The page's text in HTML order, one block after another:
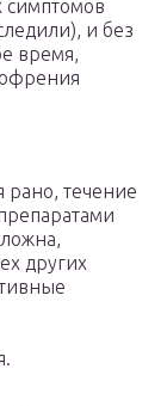
симптомов
и без
время,
рано, течение
других